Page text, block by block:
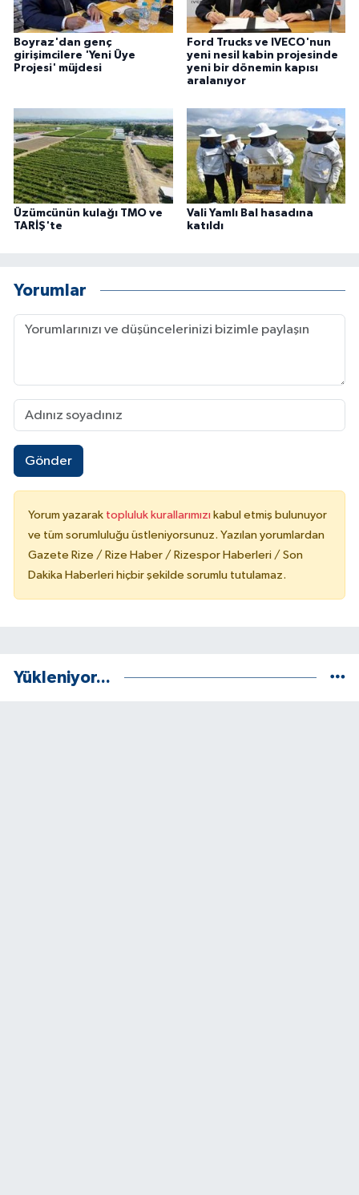
Boyraz'dan genç
girişimcilere 'Yeni Üye
Projesi' müjdesi
Ford Trucks ve IVECO'nun
yeni nesil kabin projesinde
yeni bir dönemin kapısı
aralanıyor
Üzümcünün kulağı TMO ve
TARİŞ'te
Vali Yamlı Bal hasadına
katıldı
Yorumlar
Gönder
Yorum yazarak topluluk kurallarımızı kabul etmiş bulunuyor
ve tüm sorumluluğu üstleniyorsunuz. Yazılan yorumlardan
Gazete Rize / Rize Haber / Rizespor Haberleri / Son
Dakika Haberleri hiçbir şekilde sorumlu tutulamaz.
Yükleniyor...